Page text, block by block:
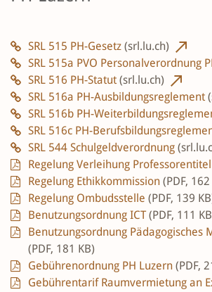
SRL 515 PH-Gesetz (srl.lu.ch)
SRL 515a PVO Personalverordnung
SRL 516 PH-Statut(srl.lu.ch)
SRL 516a PH-Ausbildungsreglement
SRL 516b PH-
SRL 516c PH-
SRL 544 Schulgeldverordnung
Regelung Verleihung Professorentitel
Regelung Ethikkommission (PDF,
Regelung Ombudsstelle (PDF, 139
Benutzungsordnung ICT(PDF, 111
Benutzungsordnung Pädagogisches
(PDF, 181 KB)
Gebührenordnung PH Luzern (PDF,
Gebührentarif Raumvermietung an